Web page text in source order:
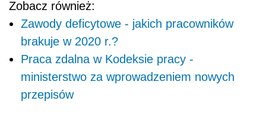
Zobacz również:
Zawody deficytowe - jakich pracowników
brakuje w 2020 r.?
Praca zdalna w Kodeksie pracy -
ministerstwo za wprowadzeniem nowych
przepisów